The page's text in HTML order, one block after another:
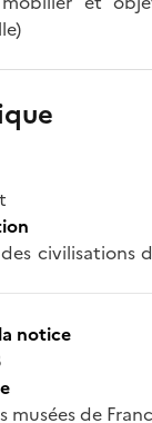
civilisations
notice
musées de